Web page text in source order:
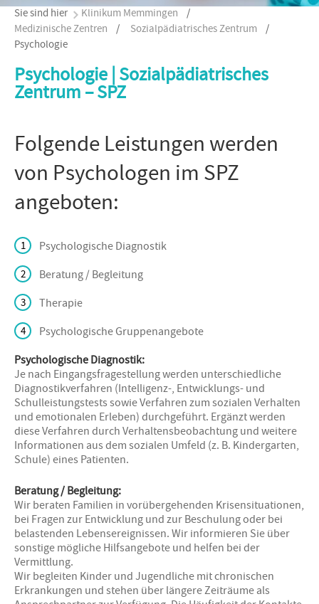
Sie sind hier Klinikum Memmingen /
Medizinische Zentren / Sozialpädiatrisches Zentrum /
Psychologie
Psychologie | Sozialpädiatrisches
Zentrum – SPZ
Folgende Leistungen werden
von Psychologen im SPZ
angeboten:
Psychologische Diagnostik
Beratung / Begleitung
Therapie
Psychologische Gruppenangebote
Psychologische Diagnostik:
Je nach Eingangsfragestellung werden unterschiedliche
Diagnostikverfahren (Intelligenz-, Entwicklungs- und
Schulleistungstests sowie Verfahren zum sozialen Verhalten
und emotionalen Erleben) durchgeführt. Ergänzt werden
diese Verfahren durch Verhaltensbeobachtung und weitere
Informationen aus dem sozialen Umfeld (z. B. Kindergarten,
Schule) eines Patienten.
Beratung / Begleitung:
Wir beraten Familien in vorübergehenden Krisensituationen,
bei Fragen zur Entwicklung und zur Beschulung oder bei
belastenden Lebensereignissen. Wir informieren Sie über
sonstige mögliche Hilfsangebote und helfen bei der
Vermittlung.
Wir begleiten Kinder und Jugendliche mit chronischen
Erkrankungen und stehen über längere Zeiträume als